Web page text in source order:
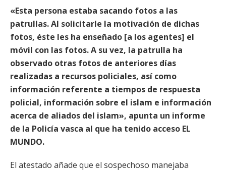
«Esta persona estaba sacando fotos a las
patrullas. Al solicitarle la motivación de dichas
fotos, éste les ha enseñado [a los agentes] el
móvil con las fotos. A su vez, la patrulla ha
observado otras fotos de anteriores días
realizadas a recursos policiales, así como
información referente a tiempos de respuesta
policial, información sobre el islam e información
acerca de aliados del islam», apunta un informe
de la Policía vasca al que ha tenido acceso EL
MUNDO.
El atestado añade que el sospechoso manejaba